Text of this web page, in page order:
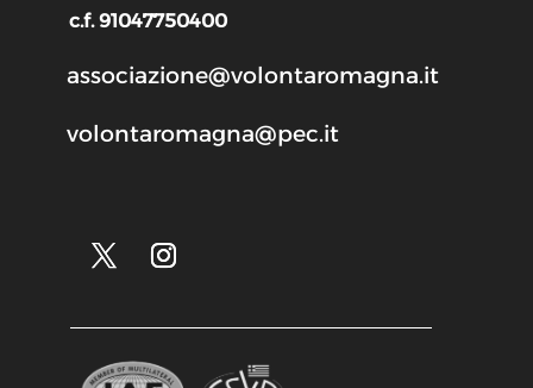
c.f. 91047750400
associazione@volontaromagna.it
volontaromagna@pec.it